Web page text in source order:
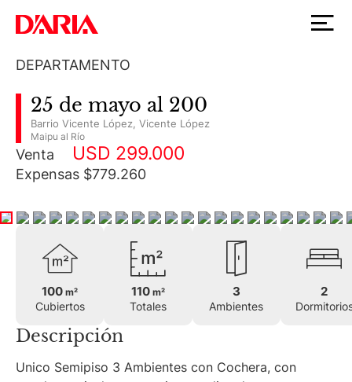
DEPARTAMENTO
25 de mayo al 200
Barrio Vicente López Vicente López
Maipu al Río
Venta USD 299.000
Expensas $779.260
100m²
Cubiertos
110 m²
Totales
3
Ambientes
2
Descripción
Unico Semipiso 3 Ambientes con Cochera, con